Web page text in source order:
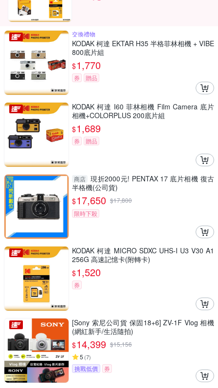
交換禮物
KODAK 柯達 EKTAR H35 半格菲林相機 + VIBE
800底片組
$1,770
券 贈品
KODAK 柯達 I60 菲林相機 Film Camera 底片
相機+COLORPLUS 200底片組
$1,689
券 贈品
商店 現折2000元! PENTAX 17 底片相機 復古
半格機(公司貨)
$17,650 $17,800
限時下殺
KODAK 柯達 MICRO SDXC UHS-I U3 V30 A1
256G 高速記憶卡(附轉卡)
$1,520
券
[Sony 索尼公司貨 保固18+6] ZV-1F Vlog 相機
(網紅新手/生活隨拍)
$14,399 $15,156
5 (7)
挑戰低價 券